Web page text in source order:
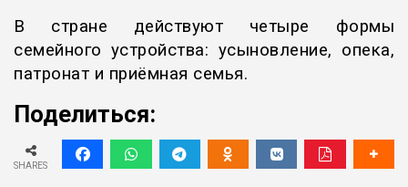
В стране действуют четыре формы
семейного устройства: усыновление, опека,
патронат и приёмная семья.
Поделиться:
SHARES